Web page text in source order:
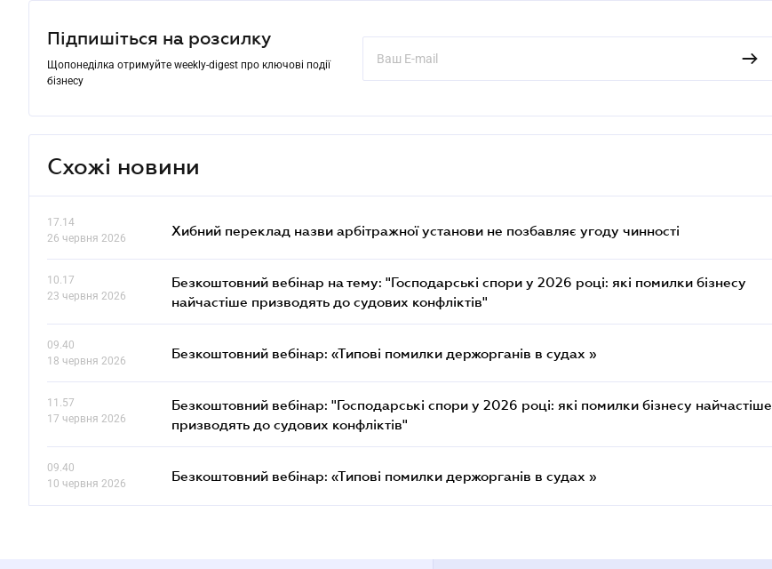
Підпишіться на розсилку
Щопонеділка отримуйте weekly-digest про ключові події
бізнесу
Схожі новини
17.14
26 червня 2026
Хибний переклад назви арбітражної установи не позбавляє угоду чинності
10.17
23 червня 2026
Безкоштовний вебінар на тему: "Господарські спори у 2026 році: які помилки бізнесу
найчастіше призводять до судових конфліктів"
09.40
18 червня 2026
Безкоштовний вебінар: «Типові помилки держорганів в судах »
11.57
17 червня 2026
Безкоштовний вебінар: "Господарські спори у 2026 році: які помилки бізнесу найчастіше
призводять до судових конфліктів"
09.40
10 червня 2026
Безкоштовний вебінар: «Типові помилки держорганів в судах »